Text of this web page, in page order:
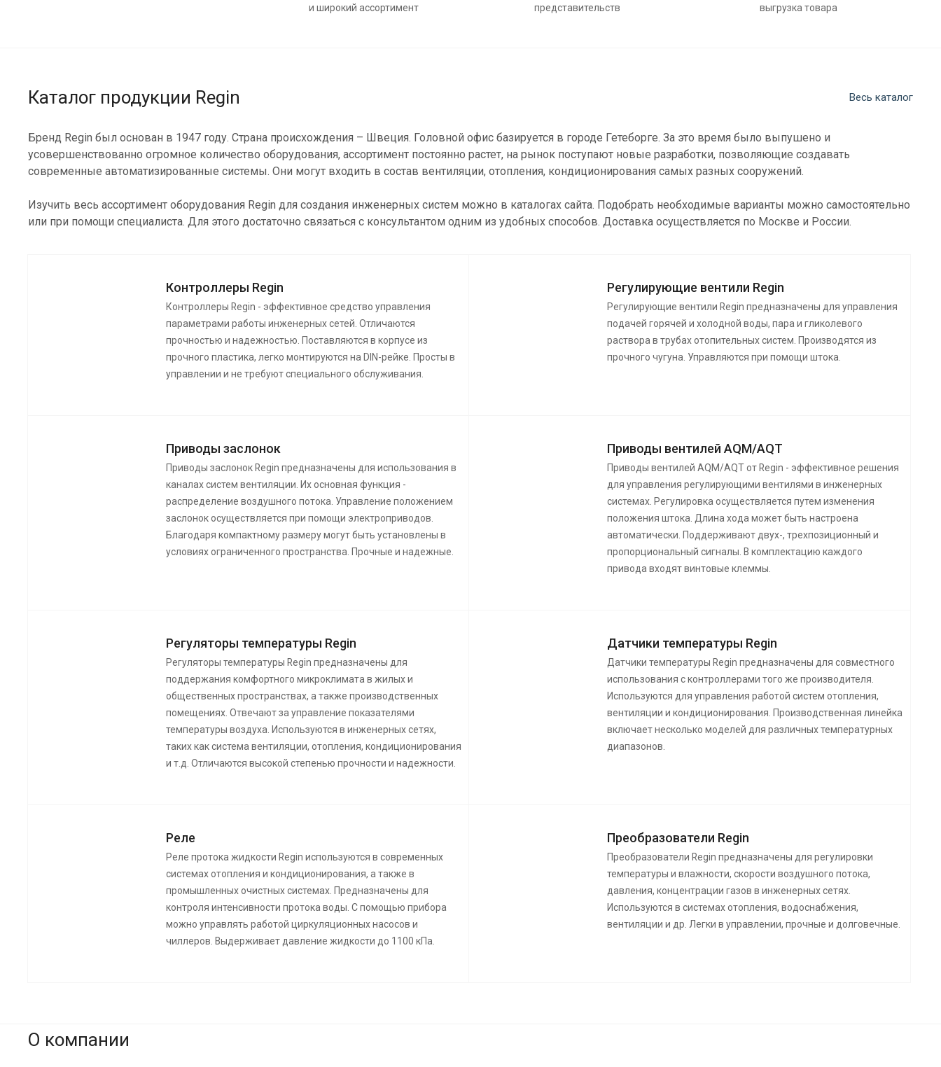
и широкий ассортимент
представительств
выгрузка товара
Весь каталог
Каталог продукции Regin
Бренд Regin был основан в 1947 году. Страна происхождения – Швеция. Головной офис базируется в городе Гетеборге. За это время было выпушено и
усовершенствованно огромное количество оборудования, ассортимент постоянно растет, на рынок поступают новые разработки, позволяющие создавать
современные автоматизированные системы. Они могут входить в состав вентиляции, отопления, кондиционирования самых разных сооружений.
Изучить весь ассортимент оборудования Regin для создания инженерных систем можно в каталогах сайта. Подобрать необходимые варианты можно самостоятельно
или при помощи специалиста. Для этого достаточно связаться с консультантом одним из удобных способов. Доставка осуществляется по Москве и России.
Контроллеры Regin
Контроллеры Regin - эффективное средство управления
параметрами работы инженерных сетей. Отличаются
прочностью и надежностью. Поставляются в корпусе из
прочного пластика, легко монтируются на DIN-рейке. Просты в
управлении и не требуют специального обслуживания.
Регулирующие вентили Regin
Регулирующие вентили Regin предназначены для управления
подачей горячей и холодной воды, пара и гликолевого
раствора в трубах отопительных систем. Производятся из
прочного чугуна. Управляются при помощи штока.
Приводы заслонок
Приводы заслонок Regin предназначены для использования в
каналах систем вентиляции. Их основная функция -
распределение воздушного потока. Управление положением
заслонок осуществляется при помощи электроприводов.
Благодаря компактному размеру могут быть установлены в
условиях ограниченного пространства. Прочные и надежные.
Приводы вентилей AQM/AQT
Приводы вентилей AQM/AQT от Regin - эффективное решения
для управления регулирующими вентилями в инженерных
системах. Регулировка осуществляется путем изменения
положения штока. Длина хода может быть настроена
автоматически. Поддерживают двух-, трехпозиционный и
пропорциональный сигналы. В комплектацию каждого
привода входят винтовые клеммы.
Регуляторы температуры Regin
Регуляторы температуры Regin предназначены для
поддержания комфортного микроклимата в жилых и
общественных пространствах, а также производственных
помещениях. Отвечают за управление показателями
температуры воздуха. Используются в инженерных сетях,
таких как система вентиляции, отопления, кондиционирования
и т.д. Отличаются высокой степенью прочности и надежности.
Датчики температуры Regin
Датчики температуры Regin предназначены для совместного
использования с контроллерами того же производителя.
Используются для управления работой систем отопления,
вентиляции и кондиционирования. Производственная линейка
включает несколько моделей для различных температурных
диапазонов.
Реле
Реле протока жидкости Regin используются в современных
системах отопления и кондиционирования, а также в
промышленных очистных системах. Предназначены для
контроля интенсивности протока воды. С помощью прибора
можно управлять работой циркуляционных насосов и
чиллеров. Выдерживает давление жидкости до 1100 кПа.
Преобразователи Regin
Преобразователи Regin предназначены для регулировки
температуры и влажности, скорости воздушного потока,
давления, концентрации газов в инженерных сетях.
Используются в системах отопления, водоснабжения,
вентиляции и др. Легки в управлении, прочные и долговечные.
О компании